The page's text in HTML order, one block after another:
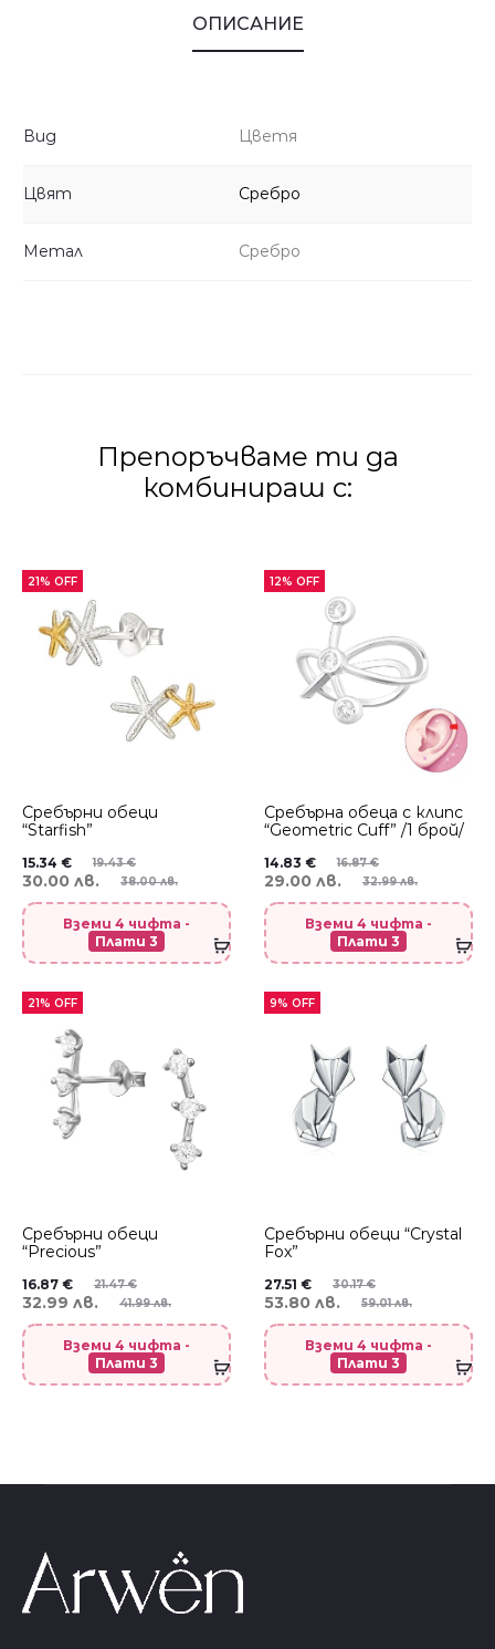
ОПИСАНИЕ
Вид Цветя
Цвят Сребро
Метал Сребро
Препоръчваме ти да
комбинираш с:
21% OFF
Сребърни обеци
“Starfish”
19.43€
15.34 €
38.00 лв.
30.00 лв.
Вземи 4 чифта -
Плати 3
12% OFF
Сребърнa oбеца с клипс
“Geometric Cuff” /1 брой/
16.87€
14.83 €
32.99 лв.
29.00 лв.
Вземи 4 чифта -
Плати 3
21% OFF
Сребърни обеци
“Precious”
21.47€
16.87 €
41.99 лв.
32.99 лв.
Вземи 4 чифта -
Плати 3
9% OFF
Сребърни обеци “Crystal
Fox”
30.17€
27.51 €
59.01 лв.
53.80 лв.
Вземи 4 чифта -
Плати 3